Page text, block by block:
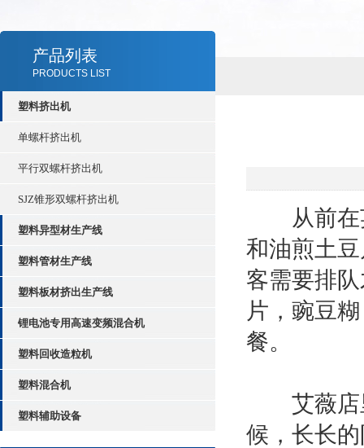
产品列表
PRODUCTS LIST
塑料挤出机
单螺杆挤出机
平行双螺杆挤出机
SJZ锥形双螺杆挤出机
塑料异型材生产线
塑料管材生产线
塑料板材挤出生产线
锂电池专用高速变频混合机
塑料回收造粒机
塑料混合机
塑料辅助设备
从前在英
和油煎土
客需要排
片，豌豆
餐。
艾薇店里
候，长长